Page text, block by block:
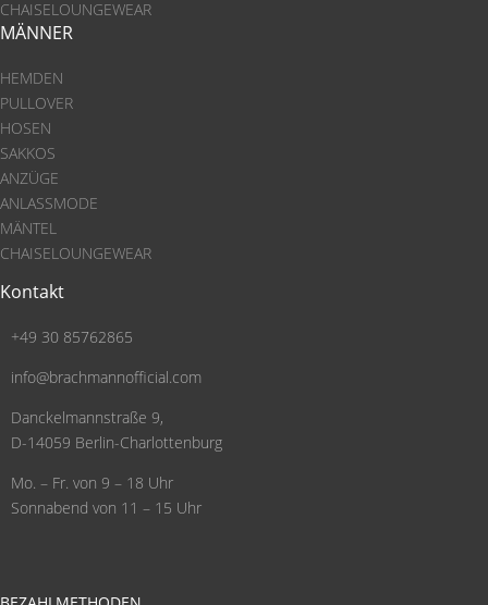
CHAISELOUNGEWEAR
MÄNNER
HEMDEN
PULLOVER
HOSEN
SAKKOS
ANZÜGE
ANLASSMODE
MÄNTEL
CHAISELOUNGEWEAR
Kontakt
+49 30 85762865
info@brachmannofficial.com
Danckelmannstraße 9,
D-14059 Berlin-Charlottenburg
Mo. – Fr. von 9 – 18 Uhr
Sonnabend von 11 – 15 Uhr